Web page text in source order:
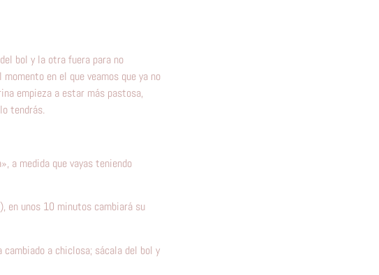
bol y la otra fuera para no
en el que veamos que ya no
empieza a estar más pastosa,
tendrás.
a medida que vayas teniendo
en unos 10 minutos cambiará su
a chiclosa; sácala del bol y